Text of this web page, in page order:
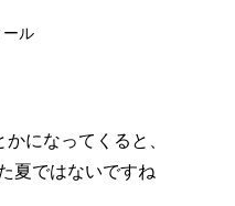
ール
になってくると、
夏ではないですね